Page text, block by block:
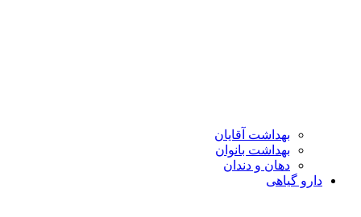
بهداشت آقایان
بهداشت بانوان
دهان و دندان
دارو گیاهی